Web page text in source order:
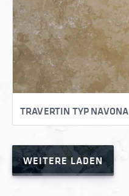
TRAVERTIN TYP NAVONA
WEITERE LADEN